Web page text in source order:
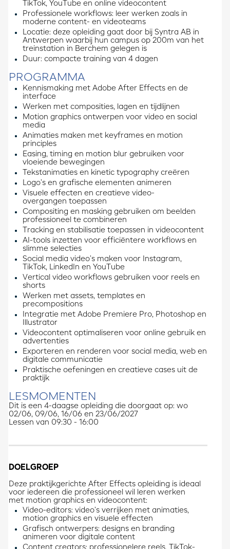
TikTok, YouTube en online videocontent
Professionele workflows: leer werken zoals in
moderne content- en videoteams
Locatie: deze opleiding gaat door bij Syntra AB in
Antwerpen waarbij hun campus op 200m van het
treinstation in Berchem gelegen is
Duur: compacte training van 4 dagen
PROGRAMMA
Kennismaking met Adobe After Effects en de
interface
Werken met composities, lagen en tijdlijnen
Motion graphics ontwerpen voor video en social
media
Animaties maken met keyframes en motion
principles
Easing, timing en motion blur gebruiken voor
vloeiende bewegingen
Tekstanimaties en kinetic typography creëren
Logo’s en grafische elementen animeren
Visuele effecten en creatieve video-
overgangen toepassen
Compositing en masking gebruiken om beelden
professioneel te combineren
Tracking en stabilisatie toepassen in videocontent
AI-tools inzetten voor efficiëntere workflows en
slimme selecties
Social media video’s maken voor Instagram,
TikTok, LinkedIn en YouTube
Vertical video workflows gebruiken voor reels en
shorts
Werken met assets, templates en
precompositions
Integratie met Adobe Premiere Pro, Photoshop en
Illustrator
Videocontent optimaliseren voor online gebruik en
advertenties
Exporteren en renderen voor social media, web en
digitale communicatie
Praktische oefeningen en creatieve cases uit de
praktijk
LESMOMENTEN
Dit is een 4-daagse opleiding die doorgaat op: wo
02/06, 09/06, 16/06 en 23/06/2027
Lessen van 09:30 - 16:00
DOELGROEP
Deze praktijkgerichte After Effects opleiding is ideaal
voor iedereen die professioneel wil leren werken
met motion graphics en videocontent:
Video-editors: video’s verrijken met animaties,
motion graphics en visuele effecten
Grafisch ontwerpers: designs en branding
animeren voor digitale content